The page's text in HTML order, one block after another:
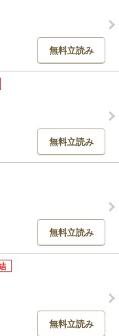
無料立読み
無料立読み
無料立読み
無料立読み